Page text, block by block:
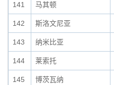
141 马其顿
142 斯洛文尼亚
143 纳米比亚
144 莱索托
145 博茨瓦纳